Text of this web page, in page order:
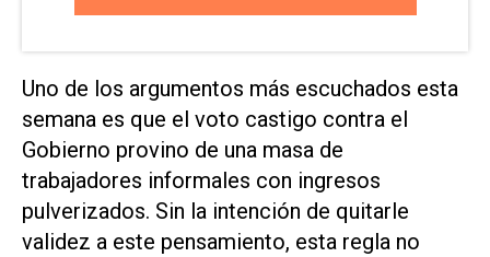
Uno de los argumentos más escuchados esta
semana es que el voto castigo contra el
Gobierno provino de una masa de
trabajadores informales con ingresos
pulverizados. Sin la intención de quitarle
validez a este pensamiento, esta regla no